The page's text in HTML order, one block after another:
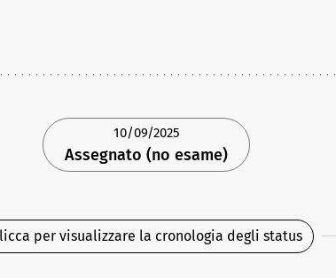
10/09/2025
Assegnato (no esame)
per visualizzare la cronologia degli status